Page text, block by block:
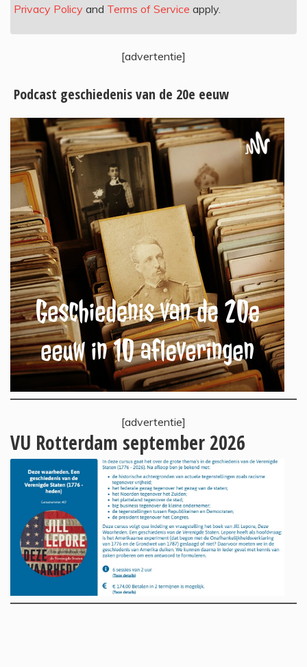
Privacy Policy and Terms of Service apply.
[advertentie]
Podcast geschiedenis van de 20e eeuw
[advertentie]
VU Rotterdam september 2026